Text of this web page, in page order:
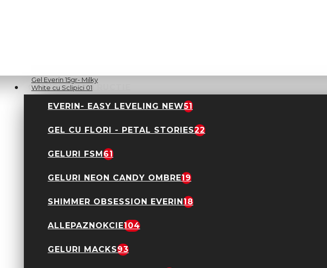
GELURI CONSTRUCTIE
EVERIN- EASY LEVELING NEW51
GEL CU FLORI - PETAL STORIES22
GELURI FSM61
GELURI NEON CANDY OMBRE19
SHIMMER OBSESSION EVERIN18
ALLEPAZNOKCIE104
GELURI MACKS93
Gel Everin 15gr- Milky
White cu Sclipici 01
Gel Everin 15gr- Milky